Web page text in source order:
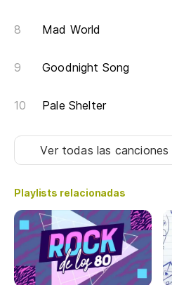
Mad World
Goodnight Song
Pale Shelter
Ver todas las canciones
Playlists relacionadas